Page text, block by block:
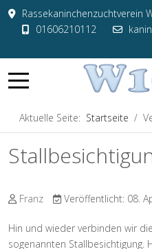
Rassekaninchenzuchtverein
01606210112
Aktuelle Seite: Startseite
Franz Veröffentlicht: 08.
Hin und wieder verbinden wir
sogenannten Stallbesichtigung.